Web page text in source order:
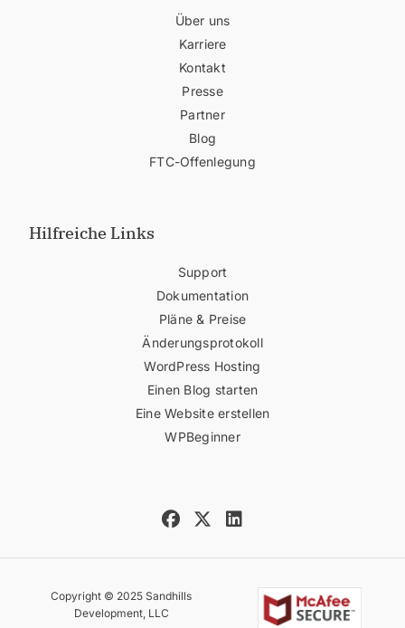
Über uns
Karriere
Kontakt
Presse
Partner
Blog
FTC-Offenlegung
Hilfreiche Links
Support
Dokumentation
Pläne & Preise
Änderungsprotokoll
WordPress Hosting
Einen Blog starten
Eine Website erstellen
WPBeginner
Copyright © 2025 Sandhills
Development, LLC